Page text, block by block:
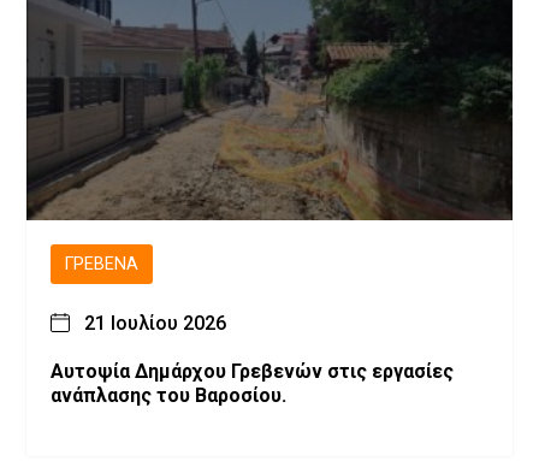
ΓΡΕΒΕΝΆ
21 Ιουλίου 2026
Αυτοψία Δημάρχου Γρεβενών στις εργασίες
ανάπλασης του Βαροσίου.